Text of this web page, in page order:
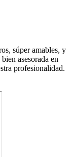
súper amables, y
asesorada en
profesionalidad.